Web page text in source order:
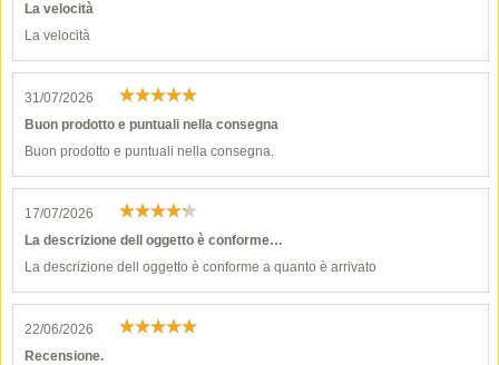
La velocità
La velocità
31/07/2026
Buon prodotto e puntuali nella consegna
Buon prodotto e puntuali nella consegna.
17/07/2026
La descrizione dell oggetto è conforme…
La descrizione dell oggetto è conforme a quanto è arrivato
22/06/2026
Recensione.